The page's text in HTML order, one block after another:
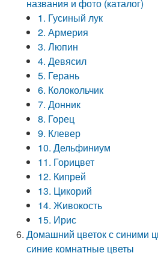
названия и фото (каталог)
1. Гусиный лук
2. Армерия
3. Люпин
4. Девясил
5. Герань
6. Колокольчик
7. Донник
8. Горец
9. Клевер
10. Дельфиниум
11. Горицвет
12. Кипрей
13. Цикорий
14. Живокость
15. Ирис
Домашний цветок с синими
синие комнатные цветы